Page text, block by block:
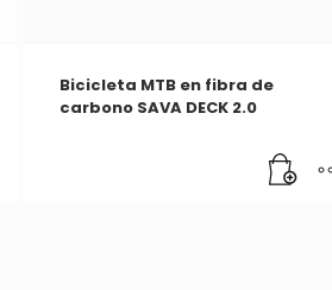
Bicicleta MTB en fibra de
carbono SAVA DECK 2.0